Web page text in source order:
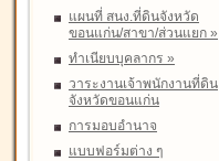
แผนที่ สนง.ที่ดินจังหวัด
ขอนแก่น/สาขา/ส่วนแยก »
ทำเนียบบุคลากร »
วาระงานเจ้าพนักงานที่ดิน
จังหวัดขอนแก่น
การมอบอำนาจ
แบบฟอร์มต่าง ๆ